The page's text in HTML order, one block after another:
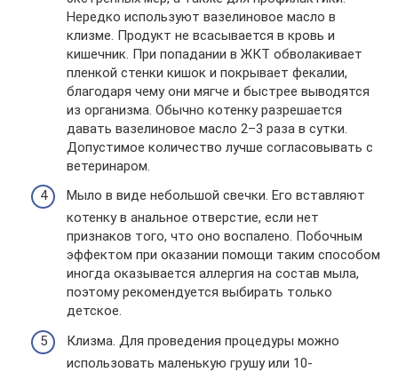
Нередко используют вазелиновое масло в
клизме. Продукт не всасывается в кровь и
кишечник. При попадании в ЖКТ обволакивает
пленкой стенки кишок и покрывает фекалии,
благодаря чему они мягче и быстрее выводятся
из организма. Обычно котенку разрешается
давать вазелиновое масло 2–3 раза в сутки.
Допустимое количество лучше согласовывать с
ветеринаром.
Мыло в виде небольшой свечки. Его вставляют
котенку в анальное отверстие, если нет
признаков того, что оно воспалено. Побочным
эффектом при оказании помощи таким способом
иногда оказывается аллергия на состав мыла,
поэтому рекомендуется выбирать только
детское.
Клизма. Для проведения процедуры можно
использовать маленькую грушу или 10-